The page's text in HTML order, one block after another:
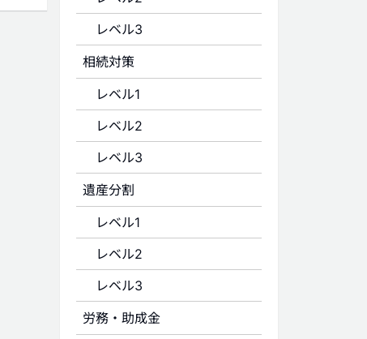
レベル3
相続対策
レベル1
レベル2
レベル3
遺産分割
レベル1
レベル2
レベル3
労務・助成金